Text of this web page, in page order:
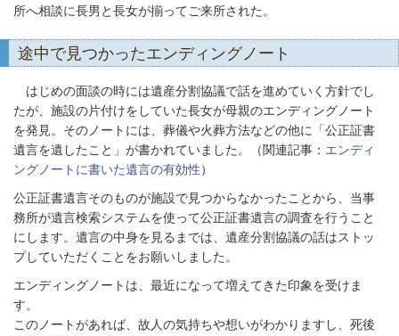
所へ相談に長男と長女が揃ってご来所された。
途中で見つかったエンディングノート
はじめの面談の時には遺産分割協議で話を進めていく方針でし
たが、施設の片付けをしていた長女が母親のエンディングノート
を発見。そのノートには、葬儀や火葬方法などの他に「公正証書
遺言を遺したこと」が書かれていました。（関連記事： エンディ
ングノートに書いた遺言の有効性）
公正証書遺言そのものが施設で見つからなかったことから、当事
務所が遺言検索システムを使って公正証書遺言の調査を行うこと
にします。遺言の中身を見るまでは、遺産分割協議の話はストッ
プしていただくことをお願いしました。
エンディングノートは、最近になって増えてきた印象を受けま
す。
このノートがあれば、故人の気持ちや想いがわかりますし、死後